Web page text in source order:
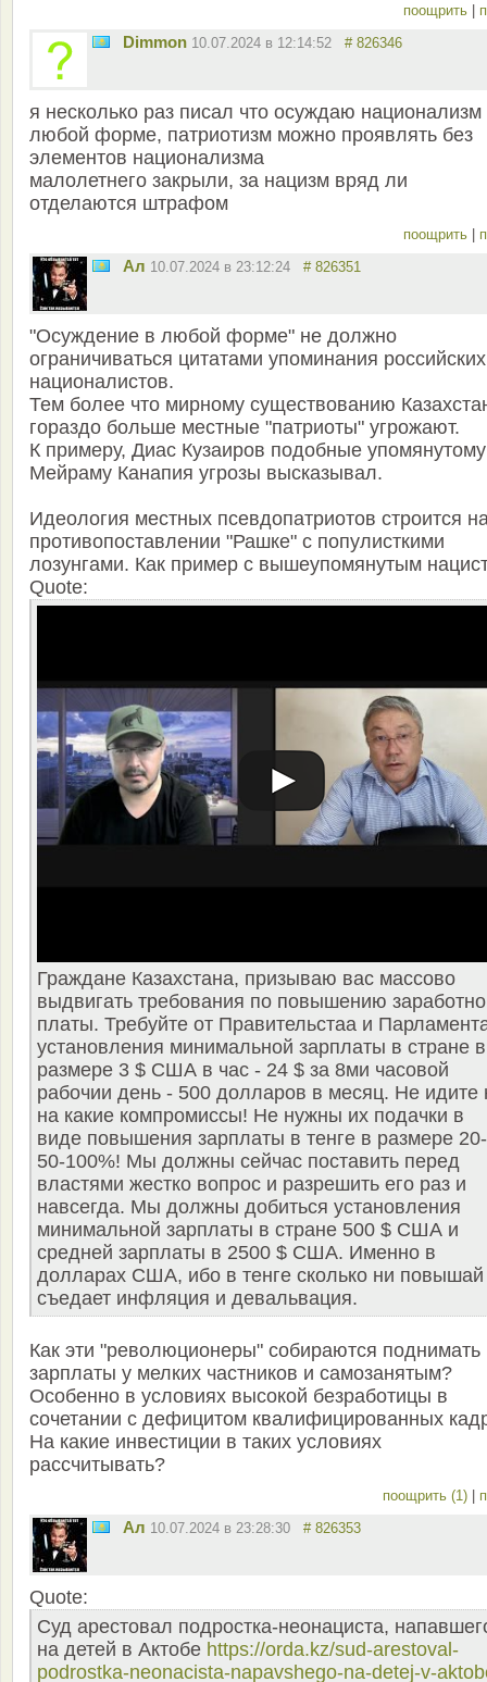
поощрить
Dimmon 10.07.2024 в 12:14:52 # 826346
я несколько раз писал что осуждаю национализм
любой форме, патриотизм можно проявлять без
элементов национализма
малолетнего закрыли, за нацизм вряд ли
отделаются штрафом
поощрить
Ал 10.07.2024 в 23:12:24 # 826351
"Осуждение в любой форме" не должно
ограничиваться цитатами упоминания российских
националистов.
Тем более что мирному существованию
гораздо больше местные "патриоты" угрожают.
К примеру, Диас Кузаиров подобные упомянутому
Мейраму Канапия угрозы высказывал.
Идеология местных псевдопатриотов строится
противопоставлении "Рашке" с популисткими
лозунгами. Как пример с вышеупомянутым
Quote:
Граждане Казахстана, призываю вас массово
выдвигать требования по повышению
платы. Требуйте от Правительстаа и
установления минимальной зарплаты в стране в
размере 3 $ США в час - 24 $ за 8ми часовой
рабочии день - 500 долларов в месяц. Не идите
на какие компромиссы! Не нужны их подачки в
виде повышения зарплаты в тенге в размере 20-
50-100%! Мы должны сейчас поставить перед
властями жестко вопрос и разрешить его раз и
навсегда. Мы должны добиться установления
минимальной зарплаты в стране 500 $ США и
средней зарплаты в 2500 $ США. Именно в
долларах США, ибо в тенге сколько ни повышай
съедает инфляция и девальвация.
Как эти "революционеры" собираются поднимать
зарплаты у мелких частников и самозанятым?
Особенно в условиях высокой безработицы в
сочетании с дефицитом квалифицированных
На какие инвестиции в таких условиях
рассчитывать?
поощрить (1) |
Ал 10.07.2024 в 23:28:30 # 826353
Quote:
Суд арестовал подростка-неонациста,
на детей в Актобе https://orda.kz/sud-arestoval-
podrostka-neonacista-napavshego-na-detej-v-